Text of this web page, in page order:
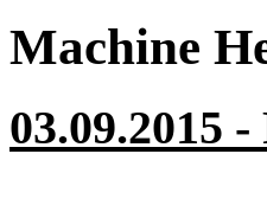
Machine
03.09.2015